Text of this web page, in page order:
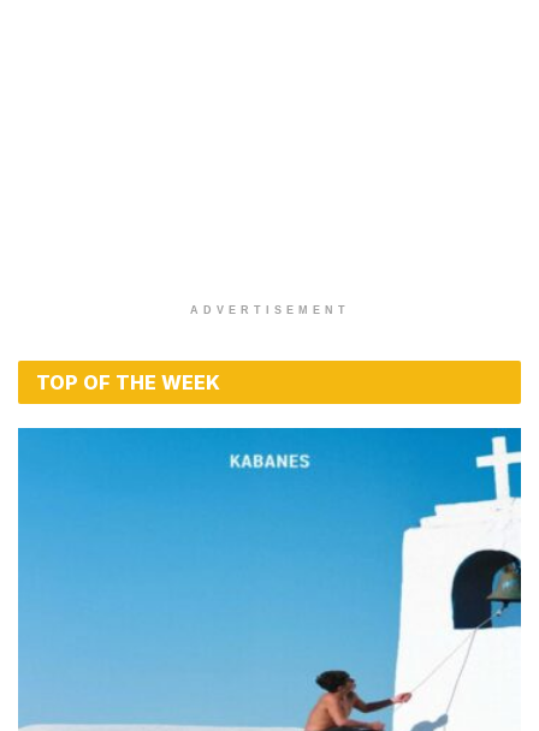
Στίχοι – Lyrics : Νίκος Μακρόπουλος – Ο
BYMAGIC FM 9 ΙΟΥΛΊΟΥ 2026